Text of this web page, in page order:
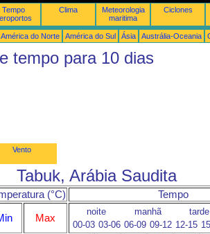
Tempo
Clima
Meteorologia
maritima
Ciclones
América do Norte América do Sul Ásia Austrália-Oceania
tempo para 10 dias
Vento
Tabuk, Arábia Saudita
(°C) Tempo
Max
noite manhã tarde
00-03 03-06 06-09 09-12 12-15